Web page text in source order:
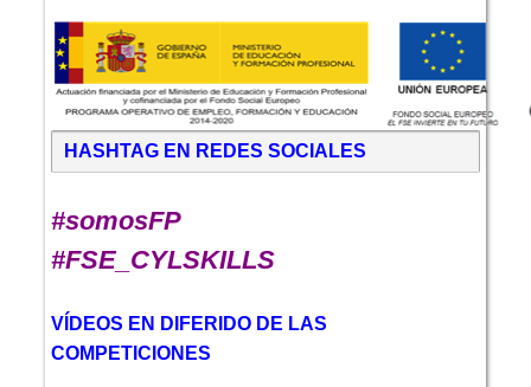
HASHTAG EN REDES SOCIALES
#somosFP
#FSE_CYLSKILLS
VÍDEOS EN DIFERIDO DE LAS
COMPETICIONES